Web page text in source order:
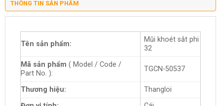
THÔNG TIN SẢN PHẨM
Tên sản phẩm:
Mũi khoét sắt phi
32
Mã sản phẩm ( Model / Code /
Part No. ):
TGCN-50537
Thương hiệu:
Thangloi